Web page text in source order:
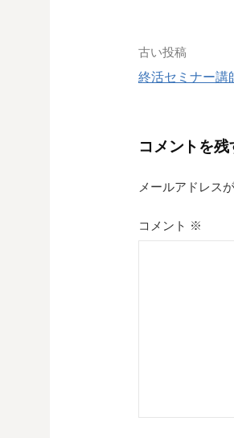
投
稿
ビ
ゲ
ー
古い投稿
終活セミナー講
コメントを残
メールアドレス
コメント ※